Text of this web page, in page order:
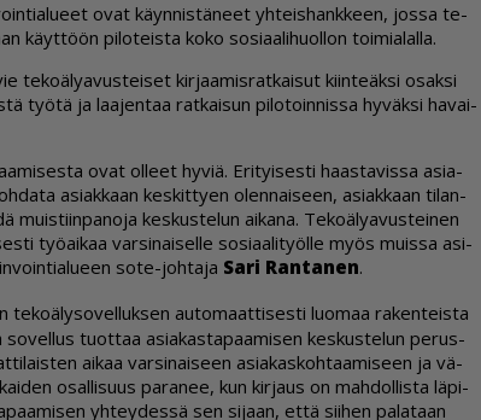
ovat käyn­nis­tä­neet yh­teis­hank­keen, jos­sa te­
käyt­töön pi­lo­teis­ta koko so­si­aa­li­huol­lon toi­mi­a­lal­la.
te­ko­ä­ly­a­vus­tei­set kir­jaa­mis­rat­kai­sut kiin­te­äk­si osak­si
työ­tä ja laa­jen­taa rat­kai­sun pi­lo­toin­nis­sa hy­väk­si ha­vai­
ovat ol­leet hy­viä. Eri­tyi­ses­ti haas­ta­vis­sa asi­a­
asi­ak­kaan kes­kit­ty­en olen­nai­seen, asi­ak­kaan ti­lan­
kes­kus­te­lun ai­ka­na. Te­ko­ä­ly­a­vus­tei­nen
työ­ai­kaa var­si­nai­sel­le so­si­aa­li­työl­le myös muis­sa asi­
sote-joh­ta­ja Sari Ran­ta­nen.
te­ko­ä­ly­so­vel­luk­sen au­to­maat­ti­ses­ti luo­maa ra­ken­teis­ta
tuot­taa asi­a­kas­ta­paa­mi­sen kes­kus­te­lun pe­rus­
ai­kaa var­si­nai­seen asi­a­kas­koh­taa­mi­seen ja vä­
osal­li­suus pa­ra­nee, kun kir­jaus on mah­dol­lis­ta lä­pi­
yh­tey­des­sä sen si­jaan, et­tä sii­hen pa­la­taan